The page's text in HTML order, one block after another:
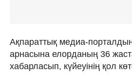
Ақпараттық медиа-
арнасына елорданың 36
хабарласып, күйеуінің қол